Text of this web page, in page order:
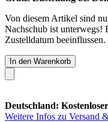
Von diesem Artikel sind
Nachschub ist unterwegs!
Zustelldatum beeinflussen.
In den Warenkorb
Deutschland:
Weitere Infos zu Versand